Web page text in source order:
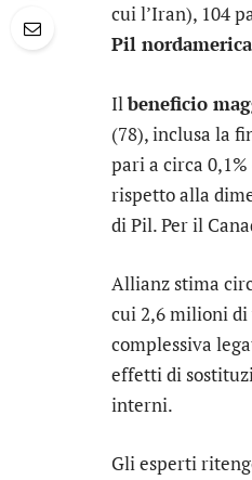
cui l’Iran), 104
Pil
Ilbeneficio
(78), inclusa la
pari a circa
rispetto alla
di Pil. Per il
Allianz stima
cui 2,6 milioni
complessiva
effetti di
interni.
Gli esperti